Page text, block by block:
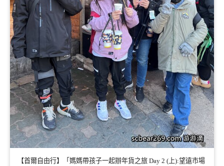
【首爾自由行】「媽媽帶孩子一起辦年貨之旅 Day 2 (上):望遠市場